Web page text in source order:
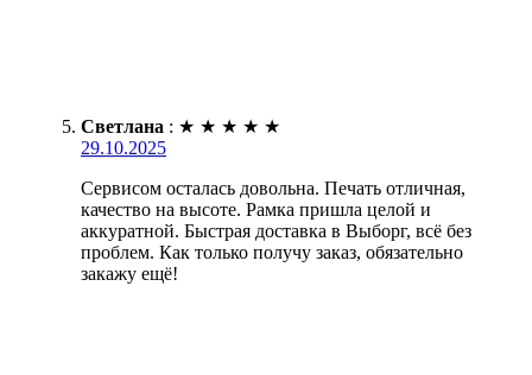
Светлана : ★ ★ ★ ★ ★
29.10.2025
Сервисом осталась довольна. Печать отличная,
качество на высоте. Рамка пришла целой и
аккуратной. Быстрая доставка в Выборг, всё без
проблем. Как только получу заказ, обязательно
закажу ещё!